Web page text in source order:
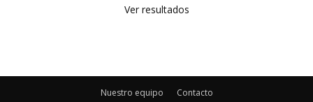
Ver resultados
Nuestro equipo Contacto